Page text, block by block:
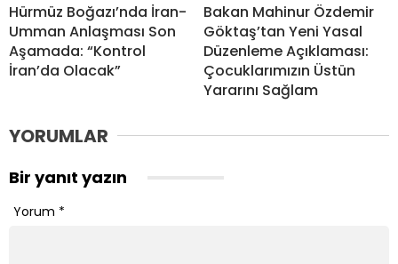
Hürmüz Boğazı’nda İran-
Umman Anlaşması Son
Aşamada: “Kontrol
İran’da Olacak”
Bakan Mahinur Özdemir
Göktaş’tan Yeni Yasal
Düzenleme Açıklaması:
Çocuklarımızın Üstün
Yararını Sağlam
YORUMLAR
Bir yanıt yazın
Yorum *